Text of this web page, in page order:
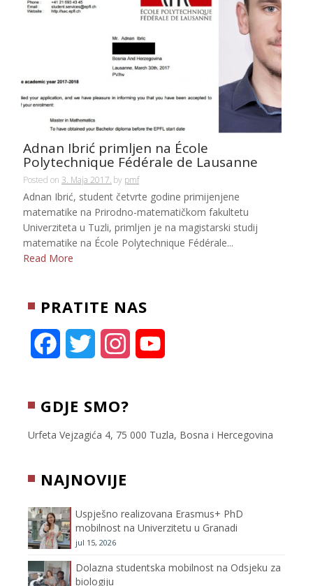
Adnan Ibrić primljen na École
Polytechnique Fédérale de Lausanne
Posted on 3. Maja 2017. by pmf
Adnan Ibrić, student četvrte godine primijenjene
matematike na Prirodno-matematičkom fakultetu
Univerziteta u Tuzli, primljen je na magistarski studij
matematike na École Polytechnique Fédérale...
Read More
PRATITE NAS
c
e
o
o
k
i
t
e
r
t
r
T
e
GDJE SMO?
Urfeta Vejzagića 4, 75 000 Tuzla, Bosna i Hercegovina
NAJNOVIJE
Uspješno realizovana Erasmus+ PhD
mobilnost na Univerzitetu u Granadi
jul 15, 2026
Dolazna studentska mobilnost na Odsjeku za
biologiju